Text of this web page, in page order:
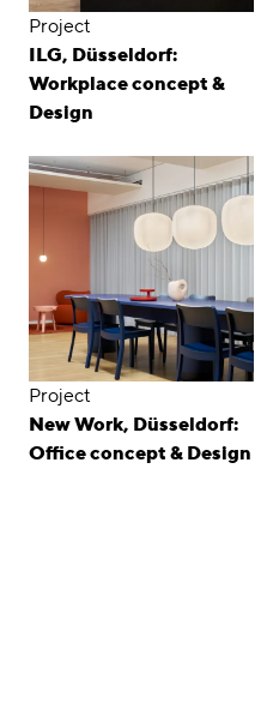
Project
ILG, Düsseldorf:
Workplace concept &
Design
Project
New Work, Düsseldorf:
Office concept & Design